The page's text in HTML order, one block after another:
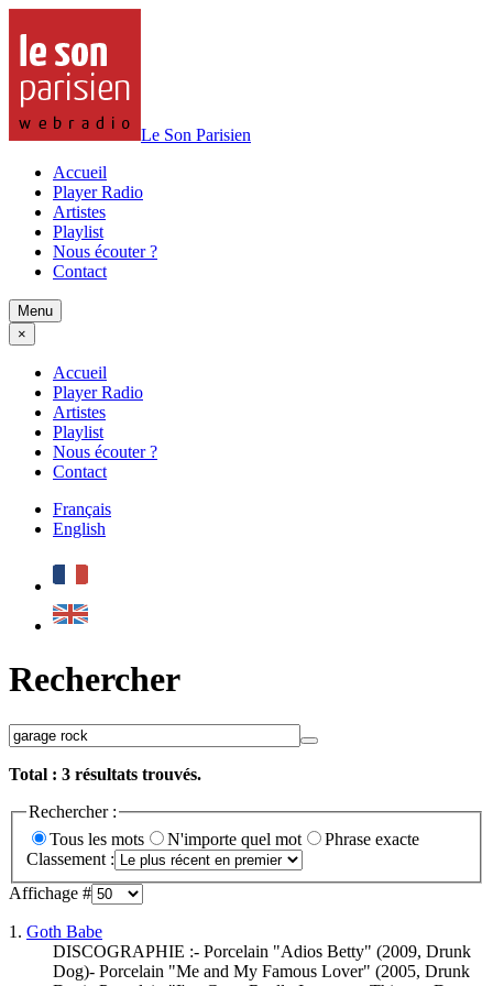
Le Son Parisien
Accueil
Player Radio
Artistes
Playlist
Nous écouter ?
Contact
Menu
×
Accueil
Player Radio
Artistes
Playlist
Nous écouter ?
Contact
Français
English
Rechercher
Total : 3 résultats trouvés.
Rechercher :
Tous les mots
N'importe quel mot
Phrase exacte
Classement :
Affichage #
1. Goth Babe
DISCOGRAPHIE :- Porcelain "Adios Betty" (2009, Drunk
Dog)- Porcelain "Me and My Famous Lover" (2005, Drunk